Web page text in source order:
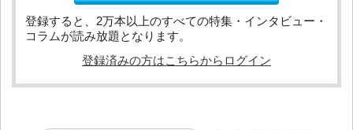
登録すると、2万本以上のすべての特集・インタビュー・
コラムが読み放題となります。
登録済みの方はこちらからログイン